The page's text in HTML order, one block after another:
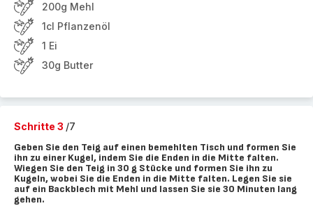
200g Mehl
1cl Pflanzenöl
1 Ei
30g Butter
Schritte 3 /7
Geben Sie den Teig auf einen bemehlten Tisch und formen Sie
ihn zu einer Kugel, indem Sie die Enden in die Mitte falten.
Wiegen Sie den Teig in 30 g Stücke und formen Sie ihn zu
Kugeln, wobei Sie die Enden in die Mitte falten. Legen Sie sie
auf ein Backblech mit Mehl und lassen Sie sie 30 Minuten lang
gehen.